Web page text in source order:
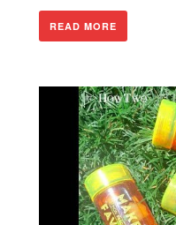
READ MORE